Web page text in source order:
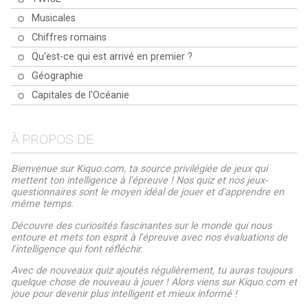
Musicales
Chiffres romains
Qu'est-ce qui est arrivé en premier ?
Géographie
Capitales de l'Océanie
À PROPOS DE
Bienvenue sur Kiquo.com, ta source privilégiée de jeux qui
mettent ton intelligence à l'épreuve ! Nos quiz et nos jeux-
questionnaires sont le moyen idéal de jouer et d'apprendre en
même temps.
Découvre des curiosités fascinantes sur le monde qui nous
entoure et mets ton esprit à l'épreuve avec nos évaluations de
l'intelligence qui font réfléchir.
Avec de nouveaux quiz ajoutés régulièrement, tu auras toujours
quelque chose de nouveau à jouer ! Alors viens sur Kiquo.com et
joue pour devenir plus intelligent et mieux informé !